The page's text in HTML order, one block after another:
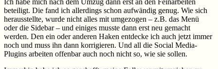
Ich habe mich nach dem Umzug dann erst an den Feinarbeiten
beteiligt. Die fand ich allerdings schon aufwändig genug. Wie sich
herausstellte, wurde nicht alles mit umgezogen – z.B. das Menü
oder die Sidebar – und einiges musste dann erst neu gemacht
werden. Den ein oder anderen Haken entdecke ich auch jetzt immer
noch und muss ihn dann korrigieren. Und all die Social Media-
Plugins arbeiten offenbar auch noch nicht so, wie sie sollen.